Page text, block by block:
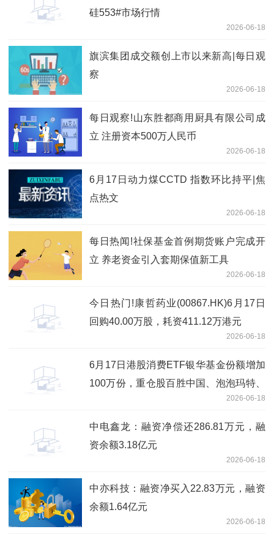
硅553#市场行情
2026-06-18
旗滨集团成交额创上市以来新高|每日观
察
2026-06-18
每日观察!山东胜都商用厨具有限公司成
立 注册资本500万人民币
2026-06-18
6月17日动力煤CCTD 指数环比持平|焦
点热文
2026-06-18
每日热闻!社保基金首例期货账户完成开
立 养老资金引入套期保值新工具
2026-06-18
今日热门!康哲药业(00867.HK)6月17日
回购40.00万股，耗资411.12万港元
2026-06-18
6月17日港股消费ETF银华基金份额增加
100万份，重仓股百胜中国、泡泡玛特、
2026-06-18
中电鑫龙：融资净偿还286.81万元，融
资余额3.18亿元
2026-06-18
中亦科技：融资净买入22.83万元，融资
余额1.64亿元
2026-06-18